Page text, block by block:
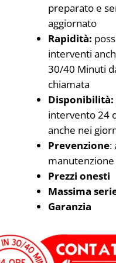
preparato e
aggiornato
Rapidità:
interventi
30/40 Minuti
chiamata
Disponibilità:
intervento 24
anche nei
Prevenzione:
Prezzi onesti
Massima
Garanzia